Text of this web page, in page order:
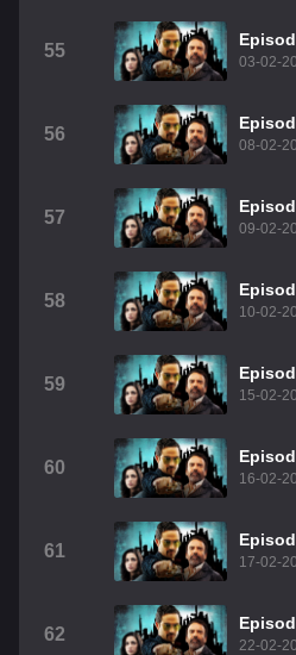
55
03-02-
56
08-02-
57
09-02-
58
10-02-
59
15-02-
60
16-02-
61
17-02-
62
22-02-